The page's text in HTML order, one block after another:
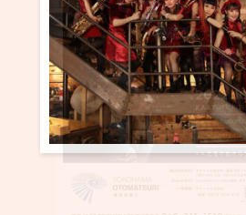
・ イベント一覧
・ イベントカレンダー
ご来場案内
・ 館内サービス・アクセシビリティ
・ フロアマップ
施設を借りる
KAATについて